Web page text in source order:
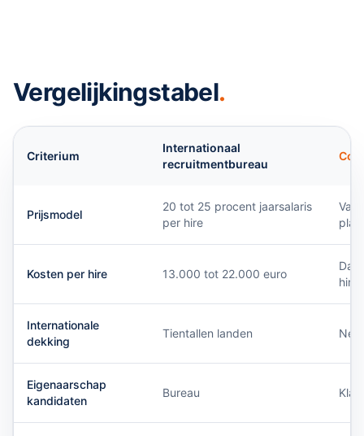
Vergelijkingstabel.
Criterium
Internationaal
recruitmentbureau
Prijsmodel
20 tot 25 procent jaarsalaris
per hire
Kosten per hire 13.000 tot 22.000 euro
Internationale
dekking
Tientallen landen
Eigenaarschap
kandidaten
Bureau